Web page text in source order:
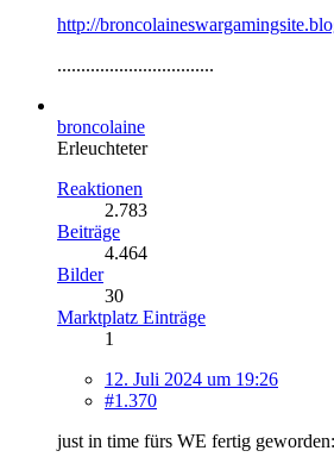
http://
.................................
broncolaine
Erleuchteter
Reaktionen
2.783
Beiträge
4.464
Bilder
30
Marktplatz Einträge
1
12. Juli 2024 um 19:26
#1.370
just in time fürs WE fertig geworden: